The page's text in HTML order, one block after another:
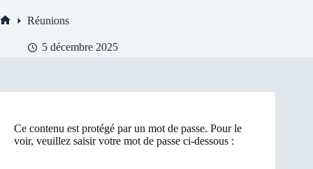
Réunions
5 décembre 2025
Ce contenu est protégé par un mot de passe. Pour le
voir, veuillez saisir votre mot de passe ci-dessous :